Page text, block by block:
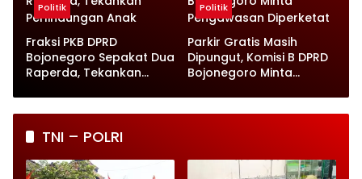
Politik
Fraksi PKB DPRD
Bojonegoro Sepakat Dua
Raperda, Tekankan
Politik
Parkir Gratis Masih
Dipungut, Komisi B DPRD
Bojonegoro Minta
TNI – POLRI